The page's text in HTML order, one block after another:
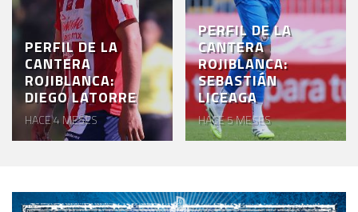
PERFIL DE LA
CANTERA
ROJIBLANCA:
DIEGO LATORRE
HACE 4 MESES
PERFIL DE LA
CANTERA
ROJIBLANCA:
SEBASTIÁN
LICEAGA
HACE 5 MESES